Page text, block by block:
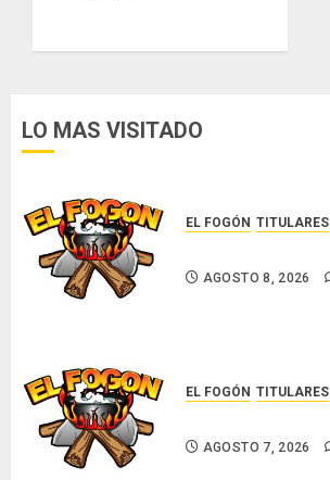
LO MAS VISITADO
EL FOGÓN TITULARES
AGOSTO 8, 2026
EL FOGÓN TITULARES
AGOSTO 7, 2026